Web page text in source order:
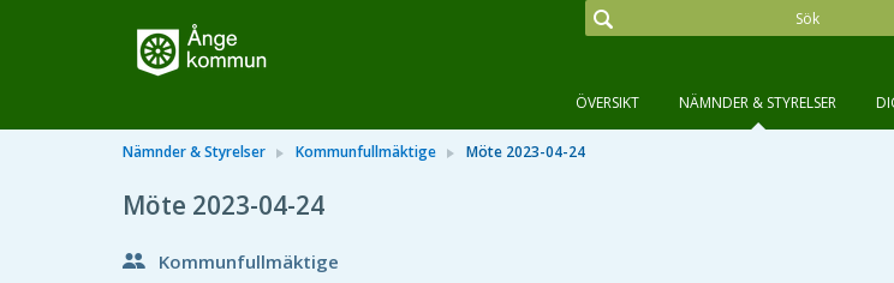
ÖVERSIKT NÄMNDER & STYRELSER
Nämnder & Styrelser Kommunfullmäktige Möte 2023-04-24
Möte 2023-04-24
Kommunfullmäktige